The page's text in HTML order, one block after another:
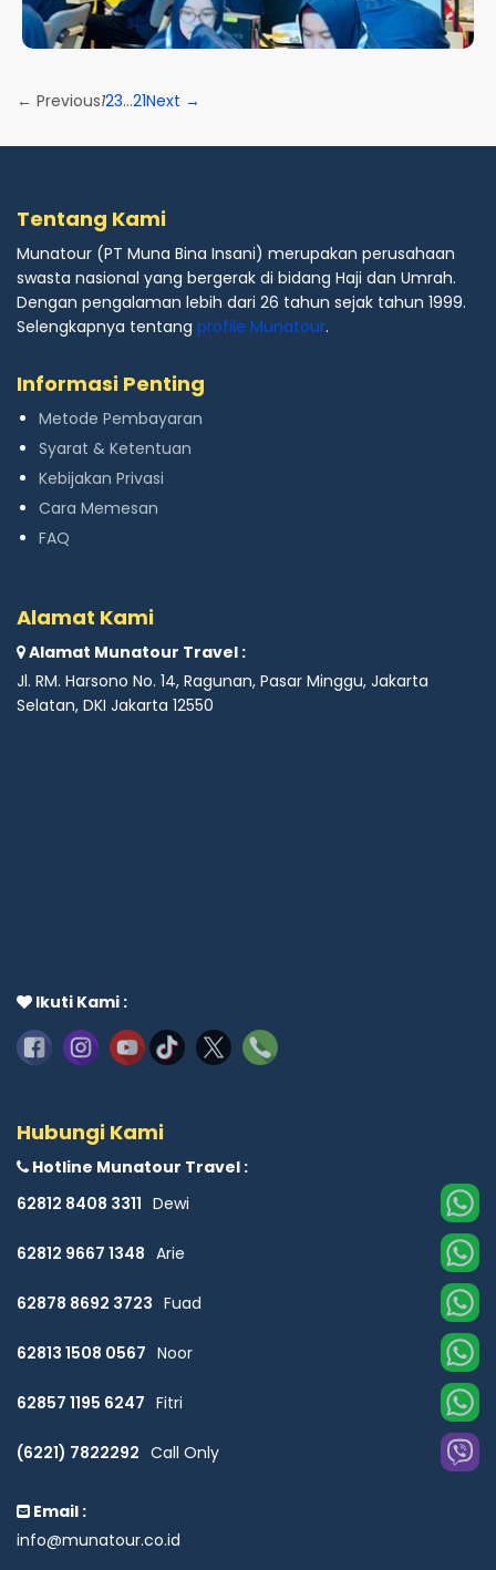
← Previous123…21Next →
Tentang Kami
Munatour (PT Muna Bina Insani) merupakan perusahaan
swasta nasional yang bergerak di bidang Haji dan Umrah.
Dengan pengalaman lebih dari 26 tahun sejak tahun 1999.
Selengkapnya tentang profile Munatour.
Informasi Penting
Metode Pembayaran
Syarat & Ketentuan
Kebijakan Privasi
Cara Memesan
FAQ
Alamat Kami
Alamat Munatour Travel :
Jl. RM. Harsono No. 14, Ragunan, Pasar Minggu, Jakarta
Selatan, DKI Jakarta 12550
Ikuti Kami :
Hubungi Kami
Hotline Munatour Travel :
62812 8408 3311 Dewi
62812 9667 1348 Arie
62878 8692 3723 Fuad
62813 1508 0567 Noor
62857 1195 6247 Fitri
(6221) 7822292 Call Only
Email :
info@munatour.co.id